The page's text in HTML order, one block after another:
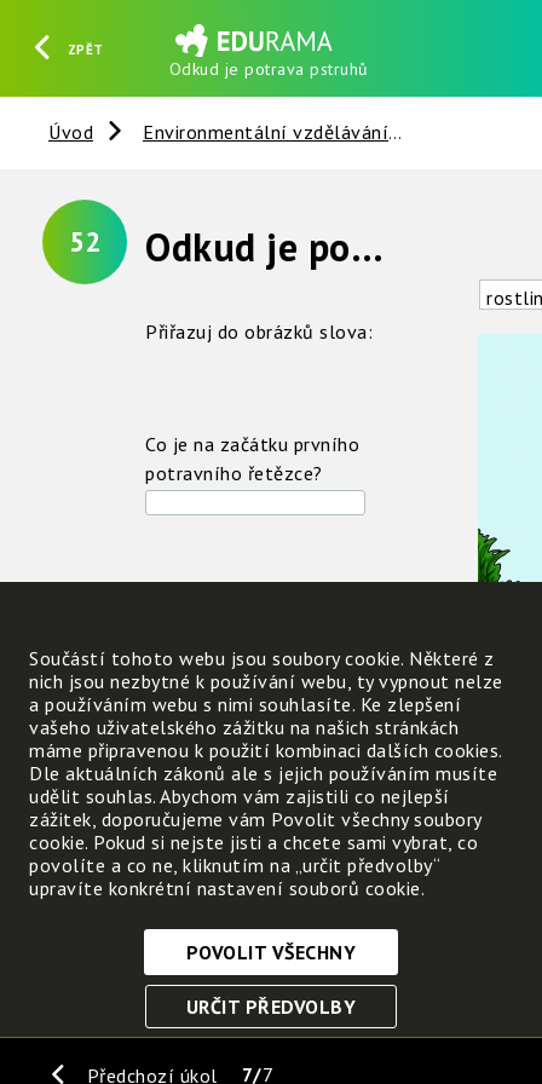
ZPĚT
Odkud je potrava pstruhů
HLEDAT REGISTROVAT PŘIHLÁSIT SE
Úvod Environmentální vzdělávání
52 Odkud je potrava pstruhů ?
Přiřazuj do obrázků slova:
Co je na začátku prvního
potravního řetězce?
potravního řetězce?
Je pstruh dravá ryba?
Čím ještě kromě hmyzu se pstruh živí?
Předchozí úkol 7 7
Součástí tohoto webu jsou soubory cookie. Některé z
nich jsou nezbytné k používání webu, ty vypnout nelze
a používáním webu s nimi souhlasíte. Ke zlepšení
vašeho uživatelského zážitku na našich stránkách
máme připravenou k použití kombinaci dalších cookies.
Dle aktuálních zákonů ale s jejich používáním musíte
udělit souhlas. Abychom vám zajistili co nejlepší
zážitek, doporučujeme vám Povolit všechny soubory
cookie. Pokud si nejste jisti a chcete sami vybrat, co
povolíte a co ne, kliknutím na „určit předvolby“
upravíte konkrétní nastavení souborů cookie.
Nezbytně nutné cookies
Tyto soubory cookie jsou nezbytné, abyste se mohli
funkce. Bez těchto cookies by webové stránky
POVOLIT VŠECHNY
URČIT PŘEDVOLBY